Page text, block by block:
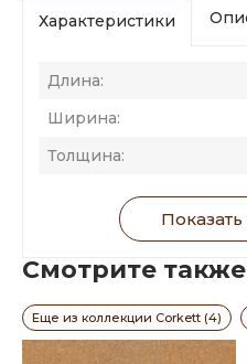
Характеристики
Длина:
Ширина:
Толщина:
Смотрите также
Еще из коллекции Corkett (4)